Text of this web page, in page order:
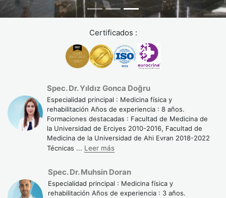
Certificados :
Spec. Dr. Yıldız Gonca Doğru
Especialidad principal : Medicina física y
rehabilitación Años de experiencia : 8 años.
Formaciones destacadas : Facultad de Medicina de
la Universidad de Erciyes 2010-2016, Facultad de
Medicina de la Universidad de Ahi Evran 2018-2022
Técnicas ... Leer más
Spec. Dr. Muhsin Doran
Especialidad principal : Medicina física y
rehabilitación Años de experiencia : 3 años.